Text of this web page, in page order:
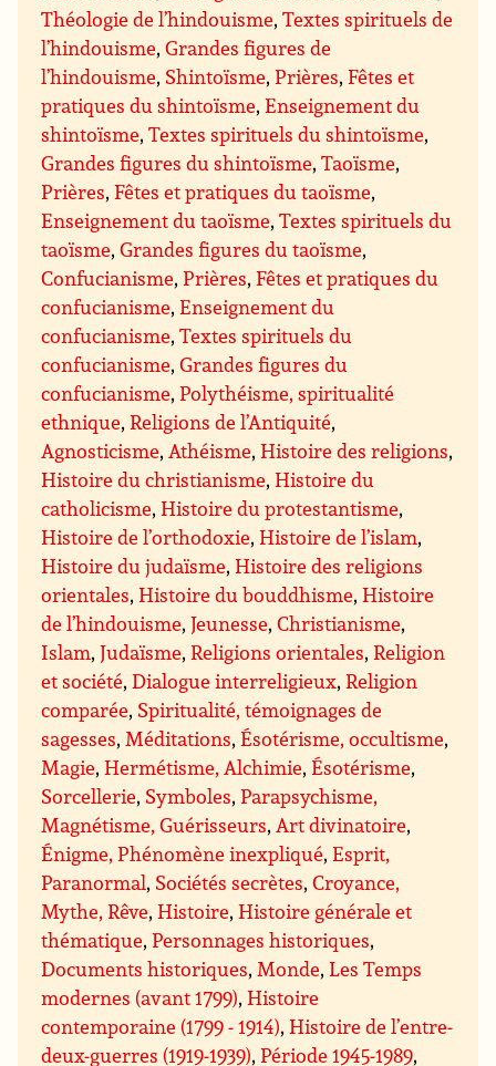
Théologie de l’hindouisme,Textes spirituels de
l’hindouisme,Grandes figures de
l’hindouisme, Shintoïsme,Prières,Fêtes et
pratiques du shintoïsme,Enseignement du
shintoïsme,Textes spirituels du shintoïsme,
Grandes figures du shintoïsme,Taoïsme,
Prières,Fêtes et pratiques du taoïsme,
Enseignement du taoïsme,Textes spirituels du
taoïsme,Grandes figures du taoïsme,
Confucianisme,Prières,Fêtes et pratiques du
confucianisme,Enseignement du
confucianisme,Textes spirituels du
confucianisme,Grandes figures du
confucianisme,Polythéisme, spiritualité
ethnique,Religions de l’Antiquité,
Agnosticisme, Athéisme,Histoire des religions,
Histoire du christianisme,Histoire du
catholicisme,Histoire du protestantisme,
Histoire de l’orthodoxie,Histoire de l’islam,
Histoire du judaïsme,Histoire des religions
orientales,Histoire du bouddhisme,Histoire
de l’hindouisme,Jeunesse,Christianisme,
Islam,Judaïsme,Religions orientales,Religion
et société,Dialogue interreligieux,Religion
comparée, Spiritualité, témoignages de
sagesses, Méditations,Ésotérisme, occultisme,
Magie,Hermétisme, Alchimie,Ésotérisme,
Sorcellerie, Symboles,Parapsychisme,
Magnétisme, Guérisseurs, Art divinatoire,
Énigme, Phénomène inexpliqué,Esprit,
Paranormal, Sociétés secrètes,Croyance,
Mythe, Rêve,Histoire,Histoire générale et
thématique,Personnages historiques,
Documents historiques, Monde,Les Temps
modernes (avant 1799),Histoire
contemporaine (1799 - 1914),Histoire de l’entre-
deux-guerres (1919-1939),Période 1945-1989,